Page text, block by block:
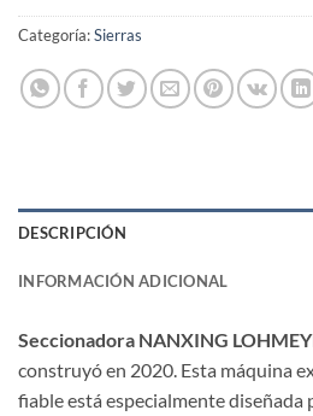
Categoría:Sierras
DESCRIPCIÓN
INFORMACIÓN ADICIONAL
Seccionadora NANXING
construyó en 2020. Esta máquina
fiable está especialmente diseñada